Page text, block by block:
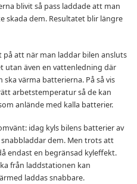
blivit så pass laddade att man
skada dem. Resultatet blir längre
att när man laddar bilen ansluts
utan även en vattenledning där
värma batterierna. På så vis
arbetstemperatur så de kan
anlände med kalla batterier.
idag kyls bilens batterier av
dem. Men trots att
endast en begränsad kyleffekt.
från laddstationen kan
laddas snabbare.